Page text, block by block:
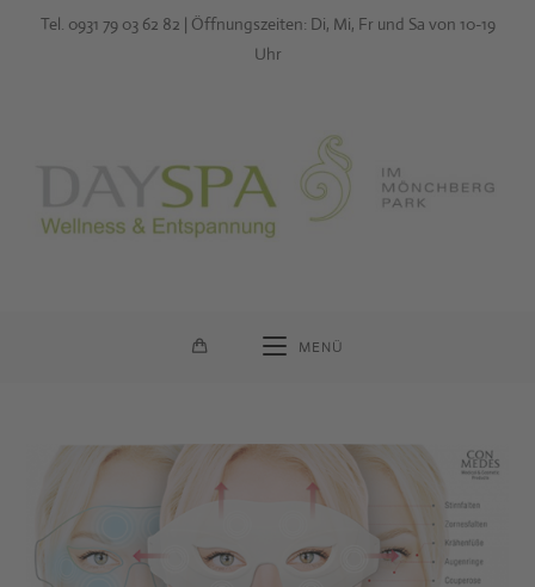
Tel. 0931 79 03 62 82 | Öffnungszeiten: Di, Mi, Fr und Sa von 10-19
Uhr
MENÜ